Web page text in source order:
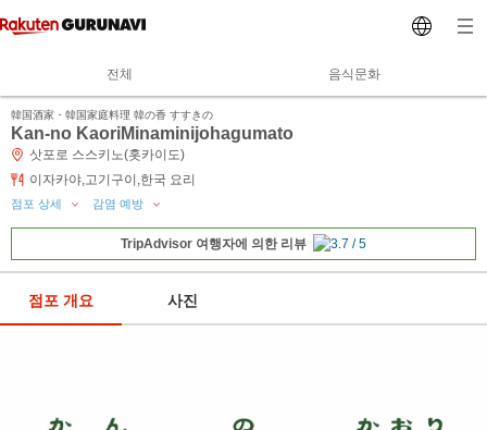
전체 음식문화
韓国酒家・韓国家庭料理 韓の香 すすきの
Kan-no KaoriMinaminijohagumato
삿포로 스스키노(홋카이도)
이자카야,고기구이,한국 요리
점포 상세 감염 예방
TripAdvisor 여행자에 의한 리뷰
점포 개요 사진